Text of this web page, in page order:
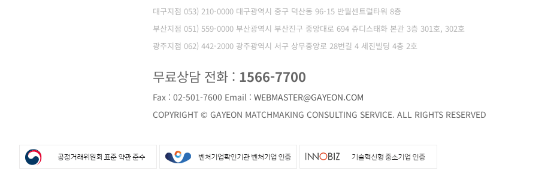
대구지점 053) 210-0000 대구광역시 중구 덕산동 96-15 반월센트럴타워 8층
부산지점 051) 559-0000 부산광역시 부산진구 중앙대로 694 쥬디스태화 본관 3층 301호, 302호
광주지점 062) 442-2000 광주광역시 서구 상무중앙로 28번길 4 세진빌딩 4층 2호
무료상담 전화 : 1566-7700
Fax : 02-501-7600 Email : WEBMASTER@GAYEON.COM
COPYRIGHT © GAYEON MATCHMAKING CONSULTING SERVICE. ALL RIGHTS RESERVED